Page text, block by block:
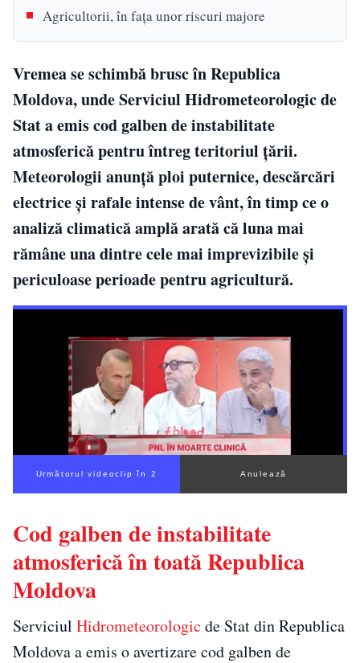
Agricultorii, în fața unor riscuri majore
Vremea se schimbă brusc în Republica
Moldova, unde Serviciul Hidrometeorologic de
Stat a emis cod galben de instabilitate
atmosferică pentru întreg teritoriul țării.
Meteorologii anunță ploi puternice, descărcări
electrice și rafale intense de vânt, în timp ce o
analiză climatică amplă arată că luna mai
rămâne una dintre cele mai imprevizibile și
periculoase perioade pentru agricultură.
Următorul videoclip în 1 Anulează
Cod galben de instabilitate
atmosferică în toată Republica
Moldova
Serviciul Hidrometeorologic de Stat din Republica
Moldova a emis o avertizare cod galben de